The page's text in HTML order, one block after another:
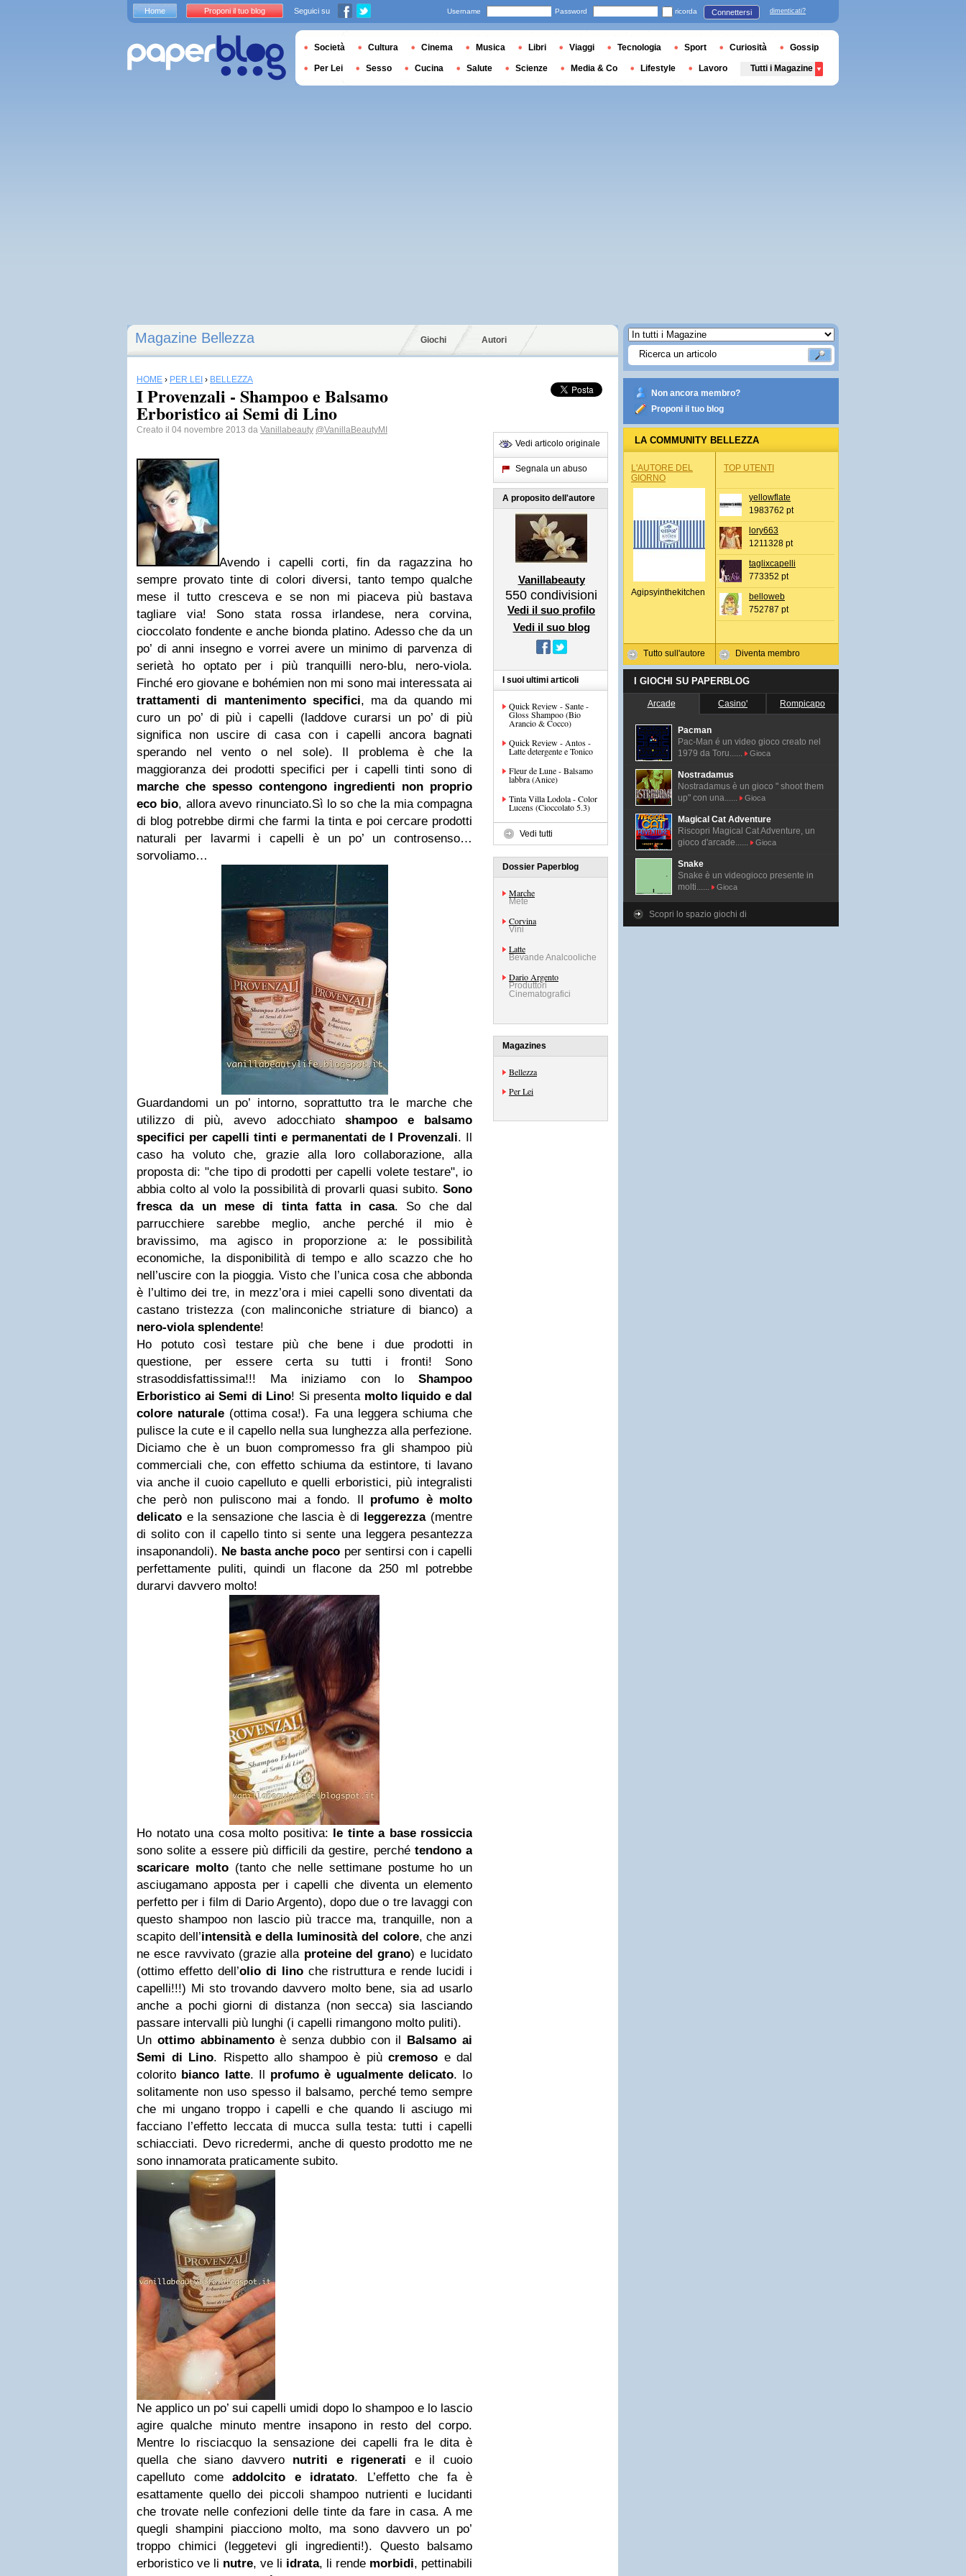
Magazine Bellezza Giochi Autori
HOME › PER LEI › BELLEZZA
I Provenzali - Shampoo e Balsamo
Erboristico ai Semi di Lino
Creato il 04 novembre 2013 da Vanillabeauty @VanillaBeautyMI
Avendo i capelli corti, fin da ragazzina ho
sempre provato tinte di colori diversi, tanto tempo qualche
mese il tutto cresceva e se non mi piaceva più bastava
tagliare via! Sono stata rossa irlandese, nera corvina,
cioccolato fondente e anche bionda platino. Adesso che da un
po’ di anni insegno e vorrei avere un minimo di parvenza di
serietà ho optato per i più tranquilli nero-blu, nero-viola.
Finché ero giovane e bohémien non mi sono mai interessata ai
trattamenti di mantenimento specifici, ma da quando mi
curo un po’ di più i capelli (laddove curarsi un po’ di più
significa non uscire di casa con i capelli ancora bagnati
sperando nel vento o nel sole). Il problema è che la
maggioranza dei prodotti specifici per i capelli tinti sono di
marche che spesso contengono ingredienti non proprio
eco bio, allora avevo rinunciato.Sì lo so che la mia compagna
di blog potrebbe dirmi che farmi la tinta e poi cercare prodotti
naturali per lavarmi i capelli è un po’ un controsenso…
sorvoliamo…
Guardandomi un po’ intorno, soprattutto tra le marche che
utilizzo di più, avevo adocchiatoshampoo e balsamo
specifici per capelli tinti e permanentati de I Provenzali. Il
caso ha voluto che, grazie alla loro collaborazione, alla
proposta di: "che tipo di prodotti per capelli volete testare", io
abbia colto al volo la possibilità di provarli quasi subito. Sono
fresca da un mese di tinta fatta in casa. So che dal
parrucchiere sarebbe meglio, anche perché il mio è
bravissimo, ma agisco in proporzione a: le possibilità
economiche, la disponibilità di tempo e allo scazzo che ho
nell’uscire con la pioggia. Visto che l’unica cosa che abbonda
è l’ultimo dei tre, in mezz’ora i miei capelli sono diventati da
castano tristezza (con malinconiche striature di bianco) a
nero-viola splendente!
Ho potuto così testare più che bene i due prodotti in
questione, per essere certa su tutti i fronti! Sono
strasoddisfattissima!!! Ma iniziamo con lo Shampoo
Erboristico ai Semi di Lino! Si presenta molto liquido e dal
colore naturale (ottima cosa!). Fa una leggera schiuma che
pulisce la cute e il capello nella sua lunghezza alla perfezione.
Diciamo che è un buon compromesso fra gli shampoo più
commerciali che, con effetto schiuma da estintore, ti lavano
via anche il cuoio capelluto e quelli erboristici, più integralisti
che però non puliscono mai a fondo. Il profumo è molto
delicato e la sensazione che lascia è di leggerezza(mentre
di solito con il capello tinto si sente una leggera pesantezza
insaponandoli). Ne basta anche poco per sentirsi con i capelli
perfettamente puliti, quindi un flacone da 250 ml potrebbe
durarvi davvero molto!
Ho notato una cosa molto positiva: le tinte a base rossiccia
sono solite a essere più difficili da gestire, perché tendono a
scaricare molto(tanto che nelle settimane postume ho un
asciugamano apposta per i capelli che diventa un elemento
perfetto per i film di Dario Argento), dopo due o tre lavaggi con
questo shampoo non lascio più tracce ma, tranquille, non a
scapito dell’intensità e della luminosità del colore, che anzi
ne esce ravvivato (grazie alla proteine del grano) e lucidato
(ottimo effetto dell’olio di linoche ristruttura e rende lucidi i
capelli!!!) Mi sto trovando davvero molto bene, sia ad usarlo
anche a pochi giorni di distanza (non secca) sia lasciando
passare intervalli più lunghi (i capelli rimangono molto puliti).
Un ottimo abbinamentoè senza dubbio con il Balsamo ai
Semi di Lino. Rispetto allo shampoo è più cremoso e dal
colorito bianco latte. Il profumo è ugualmente delicato. Io
solitamente non uso spesso il balsamo, perché temo sempre
che mi ungano troppo i capelli e che quando li asciugo mi
facciano l’effetto leccata di mucca sulla testa: tutti i capelli
schiacciati. Devo ricredermi, anche di questo prodotto me ne
sono innamorata praticamente subito.
Ne applico un po’ sui capelli umidi dopo lo shampoo e lo lascio
agire qualche minuto mentre insapono in resto del corpo.
Mentre lo risciacquo la sensazione dei capelli fra le dita è
quella che siano davvero nutriti e rigenerati e il cuoio
capelluto comeaddolcito e idratato. L’effetto che fa è
esattamente quello dei piccoli shampoo nutrienti e lucidanti
che trovate nelle confezioni delle tinte da fare in casa. A me
quegli shampini piacciono molto, ma sono davvero un po’
troppo chimici (leggetevi gli ingredienti!). Questo balsamo
erboristico ve li nutre, ve li idrata, li rende morbidi, pettinabili
Vedi articolo originale
Segnala un abuso
A proposito dell'autore
Vanillabeauty
550 condivisioni
Vedi il suo profilo
Vedi il suo blog
I suoi ultimi articoli
Quick Review - Sante -
Gloss Shampoo (Bio
Arancio & Cocco)
Quick Review - Antos -
Latte detergente e Tonico
Fleur de Lune - Balsamo
labbra (Anice)
Tinta Villa Lodola - Color
Lucens (Cioccolato 5.3)
Vedi tutti
Dossier Paperblog
Marche
Mete
Corvina
Vini
Latte
Bevande Analcooliche
Dario Argento
Produttori
Cinematografici
Magazines
Bellezza
Per Lei
Non ancora membro?
Proponi il tuo blog
LA COMMUNITY BELLEZZA
L'AUTORE DEL
GIORNO
Agipsyinthekitchen
Tutto sull'autore
TOP UTENTI
yellowflate
1983762 pt
lory663
1211328 pt
taglixcapelli
773352 pt
belloweb
752787 pt
Diventa membro
I GIOCHI SU PAPERBLOG
Arcade Casino' Rompicapo
Pacman
Pac-Man é un video gioco creato nel
1979 da Toru......
Gioca
Nostradamus
Nostradamus è un gioco " shoot them
up" con una......
Gioca
Magical Cat Adventure
Riscopri Magical Cat Adventure, un
gioco d'arcade......
Gioca
Snake
Snake è un videogioco presente in
molti......
Gioca
Scopri lo spazio giochi di
Home Proponi il tuo blog Seguici su Username Password ricorda Connettersi dimenticati?
Società Cultura Cinema Musica Libri Viaggi Tecnologia Sport Curiosità Gossip
Per Lei Sesso Cucina Salute Scienze Media & Co Lifestyle Lavoro Tutti i Magazine